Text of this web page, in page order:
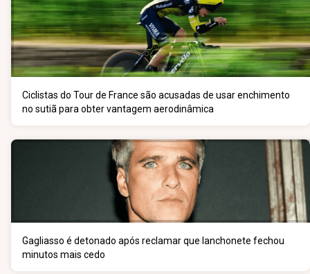
Ciclistas do Tour de France são acusadas de usar enchimento
no sutiã para obter vantagem aerodinâmica
Gagliasso é detonado após reclamar que lanchonete fechou
minutos mais cedo